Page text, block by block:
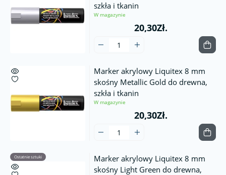
szkła i tkanin
W magazynie
20,30Zł.
Marker akrylowy Liquitex 8 mm
skośny Metallic Gold do drewna,
szkła i tkanin
W magazynie
20,30Zł.
Ostatnie sztuki
Marker akrylowy Liquitex 8 mm
skośny Light Green do drewna,